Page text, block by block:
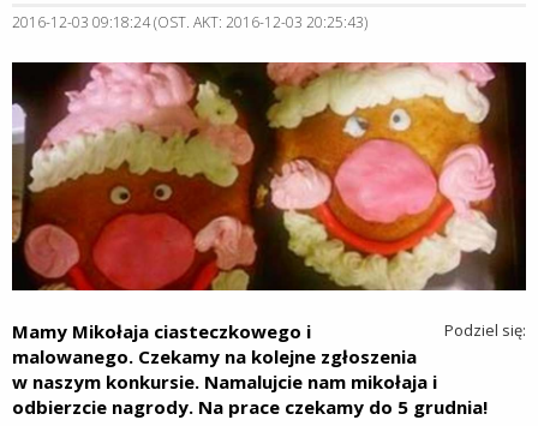
2016-12-03 09:18:24 (OST. AKT: 2016-12-03 20:25:43)
Podziel się:
Mamy Mikołaja ciasteczkowego i
malowanego. Czekamy na kolejne zgłoszenia
w naszym konkursie. Namalujcie nam mikołaja i
odbierzcie nagrody. Na prace czekamy do 5 grudnia!